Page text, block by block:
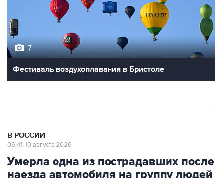
Фестиваль воздухоплавания в Бристоле
Умерла одна из пострадавших после
наезда автомобиля на группу людей
в Омске